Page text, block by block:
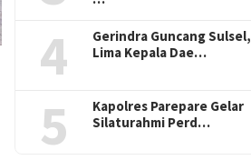
4
Gerindra Guncang Sulsel,
Lima Kepala Dae…
5
Kapolres Parepare Gelar
Silaturahmi Perd…